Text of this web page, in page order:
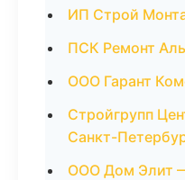
ИП Строй
ПСК Ремонт
ООО Гарант
Стройгрупп
Санкт-
ООО Дом Элит